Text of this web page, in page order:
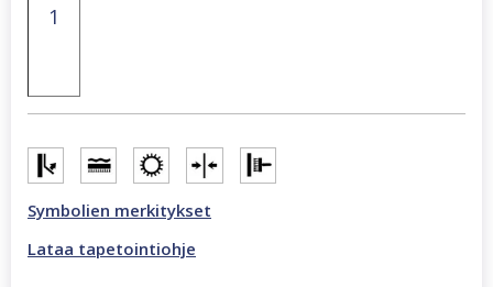
Anushka
m
valokuvatapetti
monivärinen,
vihreä
46906
Symbolien merkitykset
Lataa tapetointiohje